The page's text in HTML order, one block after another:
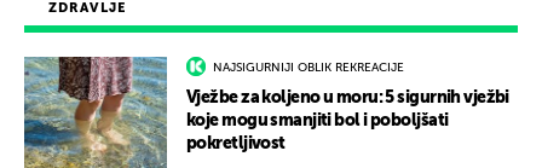
ZDRAVLJE
NAJSIGURNIJI OBLIK REKREACIJE
Vježbe za koljeno u moru: 5 sigurnih vježbi
koje mogu smanjiti bol i poboljšati
pokretljivost